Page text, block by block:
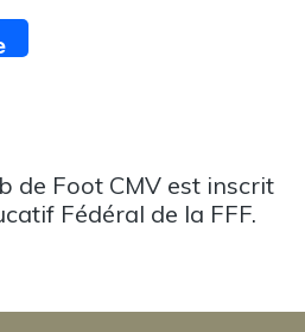
de Foot CMV est inscrit
Fédéral de la FFF.